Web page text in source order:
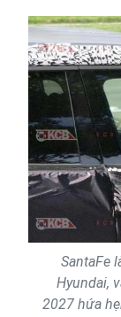
SantaFe
Hyundai,
2027 hứa